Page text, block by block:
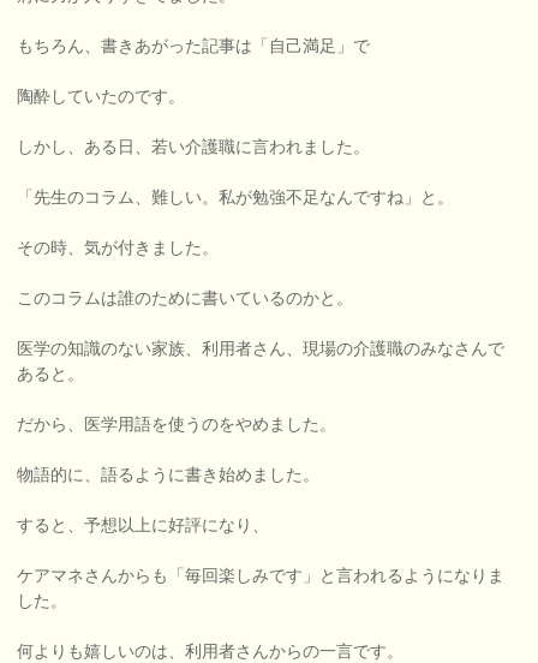
もちろん、書きあがった記事は「自己満足」で
陶酔していたのです。
しかし、ある日、若い介護職に言われました。
「先生のコラム、難しい。私が勉強不足なんですね」と。
その時、気が付きました。
このコラムは誰のために書いているのかと。
医学の知識のない家族、利用者さん、現場の介護職のみなさんで
あると。
だから、医学用語を使うのをやめました。
物語的に、語るように書き始めました。
すると、予想以上に好評になり、
ケアマネさんからも「毎回楽しみです」と言われるようになりま
した。
何よりも嬉しいのは、利用者さんからの一言です。